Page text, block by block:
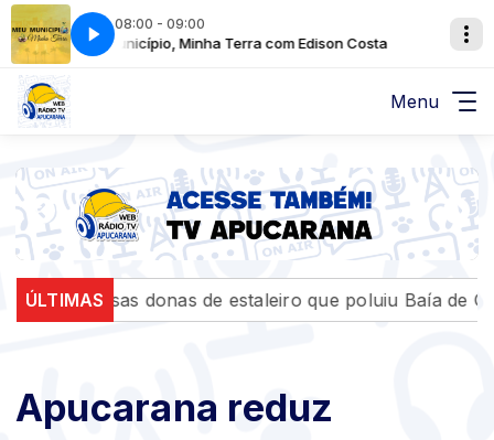
08:00 - 09:00
Meu Município, Minha Terra com Edison Costa Meu
Menu
ÚLTIMAS
donas de estaleiro que poluiu Baía de Guanabara
Apucarana reduz